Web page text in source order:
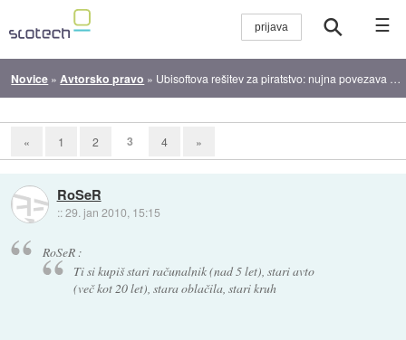
☰
Novice » Avtorsko pravo » Ubisoftova rešitev za piratstvo: nujna povezava na internet
« 1 2 3 4 »
RoSeR
::29. jan 2010, 15:15
RoSeR :
Ti si kupiš stari računalnik (nad 5 let), stari avto
(več kot 20 let), stara oblačila, stari kruh